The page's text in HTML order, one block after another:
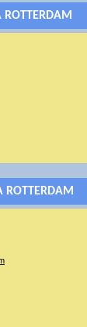
ROTTERDAM
ROTTERDAM